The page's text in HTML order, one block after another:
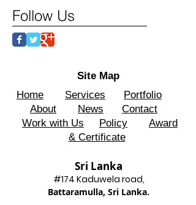
Follow Us
Site Map
Home
Services
Portfolio
About
News
Contact
Work with Us
Policy
Award
& Certificate
Sri Lanka
#174 Kaduwela road,
Battaramulla, Sri Lanka.